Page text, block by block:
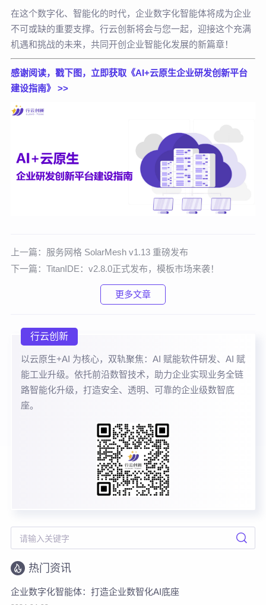
在这个数字化、智能化的时代，企业数字化智能体将成为企业
不可或缺的重要支撑。行云创新将会与您一起，迎接这个充满
机遇和挑战的未来，共同开创企业智能化发展的新篇章！
感谢阅读，戳下图，立即获取《AI+云原生企业研发创新平台
建设指南》 >>
上一篇： 服务网格 SolarMesh v1.13 重磅发布
下一篇： TitanIDE：v2.8.0正式发布，模板市场来袭！
更多文章
行云创新
以云原生+AI 为核心，双轨聚焦：AI 赋能软件研发、AI 赋
能工业升级。依托前沿数智技术，助力企业实现业务全链
路智能化升级，打造安全、透明、可靠的企业级数智底
座。
热门资讯
企业数字化智能体：打造企业数智化AI底座